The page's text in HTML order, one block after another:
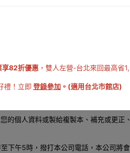
的個人資料。當本公司委由其他公司
個人資料或製給複製本、補充或更正
下午5時，撥打本公司電話，本公司將
享82折優惠，雙人左營-台北來回最高省
禮！立即 登錄參加。(適用台北市館店)